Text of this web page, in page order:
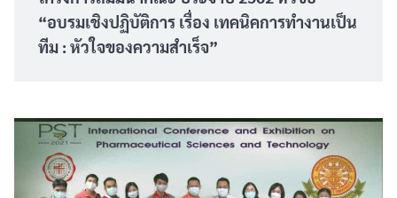
“อบรมเชิงปฏิบัติการ เรื่อง เทคนิคการทำงานเป็น
ทีม : หัวใจของความสำเร็จ”